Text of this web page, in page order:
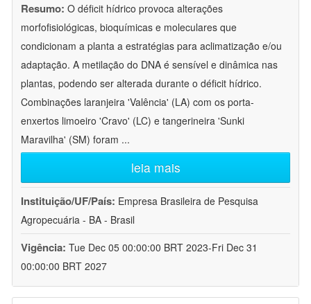
Resumo: O déficit hídrico provoca alterações
morfofisiológicas, bioquímicas e moleculares que
condicionam a planta a estratégias para aclimatização e/ou
adaptação. A metilação do DNA é sensível e dinâmica nas
plantas, podendo ser alterada durante o déficit hídrico.
Combinações laranjeira 'Valência' (LA) com os porta-
enxertos limoeiro 'Cravo' (LC) e tangerineira 'Sunki
Maravilha' (SM) foram ...
leia mais
Instituição/UF/País: Empresa Brasileira de Pesquisa
Agropecuária - BA - Brasil
Vigência: Tue Dec 05 00:00:00 BRT 2023-Fri Dec 31
00:00:00 BRT 2027